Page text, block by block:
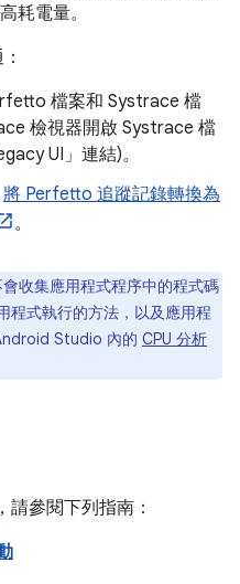
耗電量。
檔案和 Systrace 檔
檢視器開啟 Systrace 檔
UI」 連結)。
將 Perfetto 追蹤記錄轉換為
。
收集應用程式程序中的程式碼
程式執行的方法，以及應用程
Studio 內的 CPU 分析
參閱下列指南：